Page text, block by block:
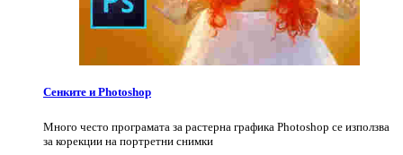
Сенките и Photoshop
Много често програмата за растерна графика Photoshop се използва
за корекции на портретни снимки